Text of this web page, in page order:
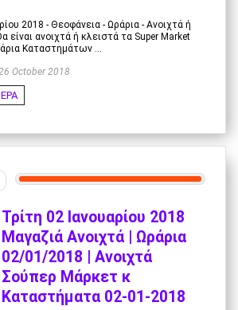
2018 - Θεοφάνεια - Ωράρια - Ανοιχτά ή
είναι ανοιχτά ή κλειστά τα Super Market
Καταστημάτων ...
October 2018
Τρίτη 02 Ιανουαρίου 2018
Μαγαζιά Ανοιχτά | Ωράρια
02/01/2018 | Ανοιχτά
Σούπερ Μάρκετ κ
Καταστήματα 02-01-2018